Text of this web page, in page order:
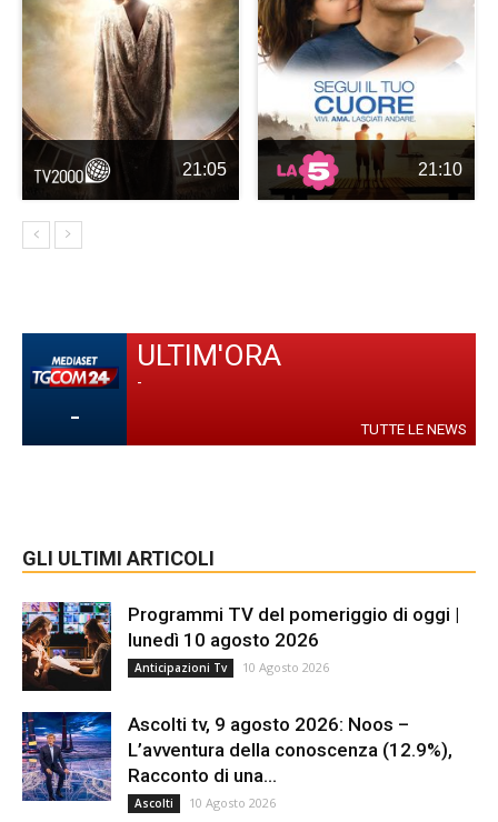
21:05 21:10
-
ULTIM'ORA
-
TUTTE LE NEWS
GLI ULTIMI ARTICOLI
Programmi TV del pomeriggio di oggi |
lunedì 10 agosto 2026
Anticipazioni Tv 10 Agosto 2026
Ascolti tv, 9 agosto 2026: Noos –
L’avventura della conoscenza (12.9%),
Racconto di una...
Ascolti 10 Agosto 2026